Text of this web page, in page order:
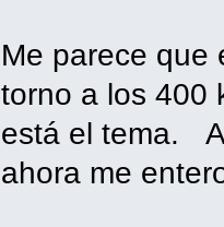
Me parece que
torno a los 400
está el tema.
ahora me